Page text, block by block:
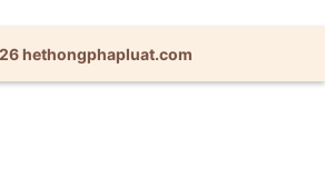
hethongphapluat.com